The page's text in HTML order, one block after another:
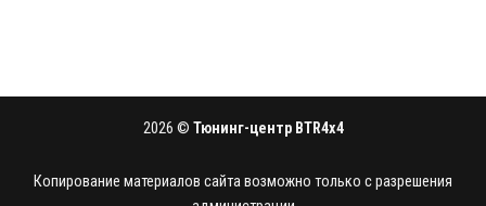
2026 © Тюнинг-центр BTR4x4
Копирование материалов сайта возможно только с разрешения